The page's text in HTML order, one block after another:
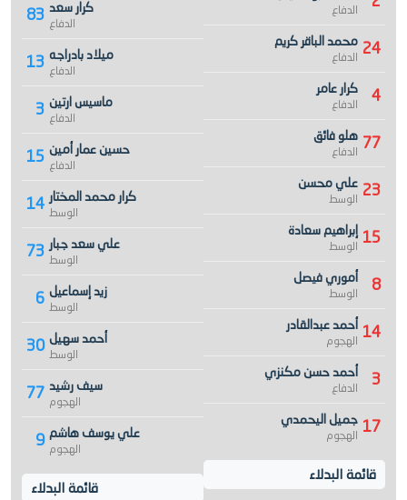
83 كرار سعد
الدفاع
13 ميلاد بادراجه
الدفاع
3 ماسيس ارتين
الدفاع
15 حسين عمار أمين
الدفاع
14 كرار محمد المختار
الوسط
73 علي سعد جبار
الوسط
6 زيد إسماعيل
الوسط
30 أحمد سهيل
الوسط
77 سيف رشيد
الهجوم
9 علي يوسف هاشم
الهجوم
قائمة البدلاء
الدفاع
24 محمد الباقر كريم
الدفاع
4 كرار عامر
الدفاع
77 هلو فائق
الدفاع
23 علي محسن
الوسط
15 إبراهيم سعادة
الوسط
8 أموري فيصل
الوسط
14 أحمد عبدالقادر
الهجوم
3 أحمد حسن مكنزي
الدفاع
17 جميل اليحمدي
الهجوم
قائمة البدلاء